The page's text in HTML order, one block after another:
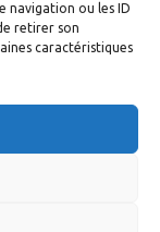
navigation ou les ID
retirer son
caractéristiques